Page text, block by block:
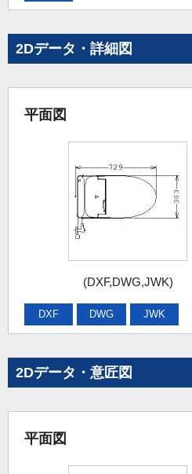
2Dデータ・詳細図
平面図
(DXF,DWG,JWK)
DXF DWG JWK
2Dデータ・意匠図
平面図